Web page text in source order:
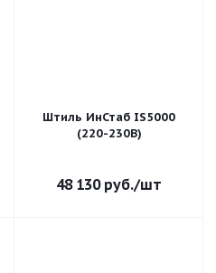
Штиль ИнСтаб IS5000
(220-230В)
48 130руб./шт